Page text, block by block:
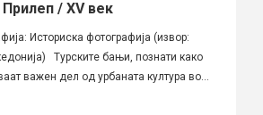
/ XV век
Историска фотографија (извор:
Турските бањи, познати како
важен дел од урбаната култура во...